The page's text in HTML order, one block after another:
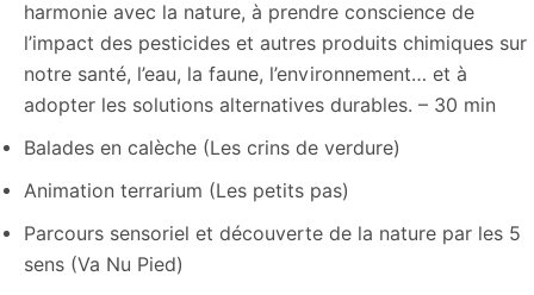
harmonie avec la nature, à prendre conscience de
l’impact des pesticides et autres produits chimiques sur
notre santé, l’eau, la faune, l’environnement… et à
adopter les solutions alternatives durables. – 30 min
Balades en calèche (Les crins de verdure)
Animation terrarium (Les petits pas)
Parcours sensoriel et découverte de la nature par les 5
sens (Va Nu Pied)